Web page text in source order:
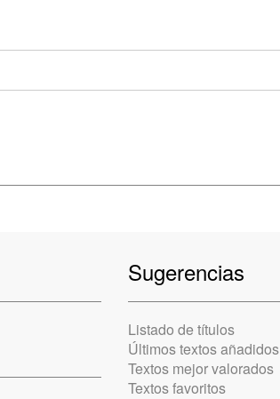
Sugerencias
Listado de títulos
Últimos textos añadidos
Textos mejor valorados
Textos favoritos